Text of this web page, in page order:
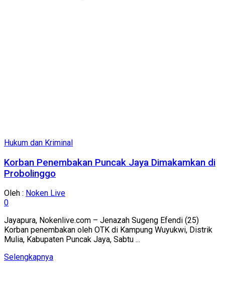
Hukum dan Kriminal
Korban Penembakan Puncak Jaya Dimakamkan di
Probolinggo
Oleh : Noken Live
0
Jayapura, Nokenlive.com – Jenazah Sugeng Efendi (25)
Korban penembakan oleh OTK di Kampung Wuyukwi, Distrik
Mulia, Kabupaten Puncak Jaya, Sabtu ...
SelengkapnyaDetails